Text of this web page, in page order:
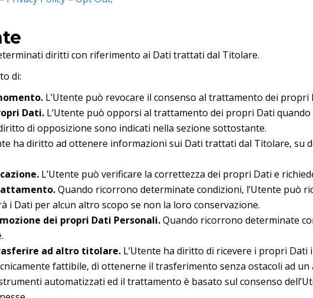
diritti con riferimento ai Dati trattati dal Titolare.
di:
L’Utente può revocare il consenso al trattamento dei
Dati. L’Utente può opporsi al trattamento dei propri Dati
di opposizione sono indicati nella sezione sottostante.
ha diritto ad ottenere informazioni sui Dati trattati dal Titolare, su
L’Utente può verificare la correttezza dei propri Dati e
Quando ricorrono determinate condizioni, l’Utente può
i Dati per alcun altro scopo se non la loro conservazione.
dei propri Dati Personali.Quando ricorrono determinate
ad altro titolare. L’Utente ha diritto di ricevere i propri
fattibile, di ottenerne il trasferimento senza ostacoli ad
automatizzati ed il trattamento è basato sul consenso